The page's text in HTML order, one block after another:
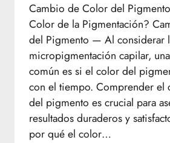
Cambio de Color del
Color de la Pigmentación?
del Pigmento — Al considerar
micropigmentación capilar,
común es si el color del
con el tiempo. Comprender el
del pigmento es crucial para
resultados duraderos y
por qué el color…